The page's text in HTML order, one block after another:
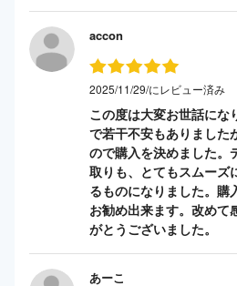
accon
2025/11/29/にレビュー済み
この度は大変お世話にな
で若干不安もありました
ので購入を決めました。
取りも、とてもスムーズ
るものになりました。購
お勧め出来ます。改めて
がとうございました。
あーこ